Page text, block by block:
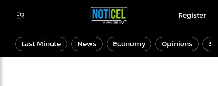
Register
Last Minute News Economy Opinions